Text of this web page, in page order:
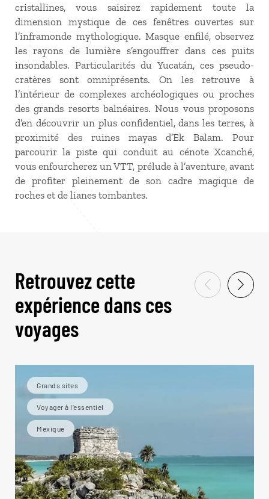
cristallines, vous saisirez rapidement toute la
dimension mystique de ces fenêtres ouvertes sur
l’inframonde mythologique. Masque enfilé, observez
les rayons de lumière s’engouffrer dans ces puits
insondables. Particularités du Yucatán, ces pseudo-
cratères sont omniprésents. On les retrouve à
l’intérieur de complexes archéologiques ou proches
des grands resorts balnéaires. Nous vous proposons
d’en découvrir un plus confidentiel, dans les terres, à
proximité des ruines mayas d’Ek Balam. Pour
parcourir la piste qui conduit au cénote Xcanché,
vous enfourcherez un VTT, prélude à l’aventure, avant
de profiter pleinement de son cadre magique de
roches et de lianes tombantes.
Retrouvez cette
expérience dans ces
voyages
Grands sites
Voyager à l’essentiel
Mexique